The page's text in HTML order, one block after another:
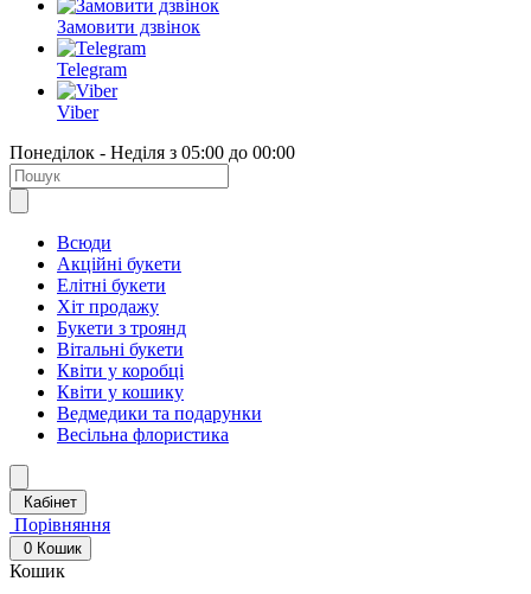
Замовити дзвінок
Telegram
Viber
Понеділок - Неділя з 05:00 до 00:00
Всюди
Акційні букети
Елітні букети
Хіт продажу
Букети з троянд
Вітальні букети
Квіти у коробці
Квіти у кошику
Ведмедики та подарунки
Весільна флористика
Кабінет
Порівняння
0 Кошик
Кошик